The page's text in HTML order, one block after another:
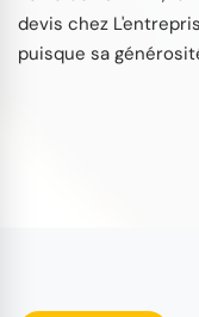
devis chez
puisque sa